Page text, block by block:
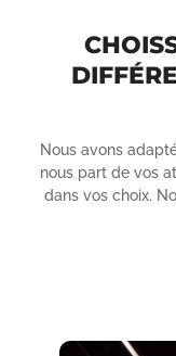
Nous avons
nous part de vos
dans vos choix.